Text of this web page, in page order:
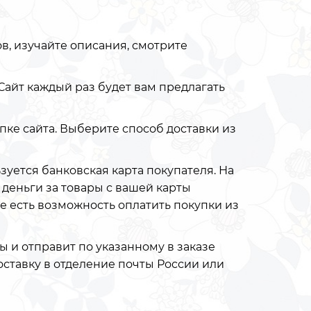
изучайте описания, смотрите
каждый раз будет вам предлагать
сайта. Выберите способ доставки из
банковская карта покупателя. На
за товары с вашей карты
есть возможность оплатить покупки из
отправит по указанному в заказе
в отделение почты России или